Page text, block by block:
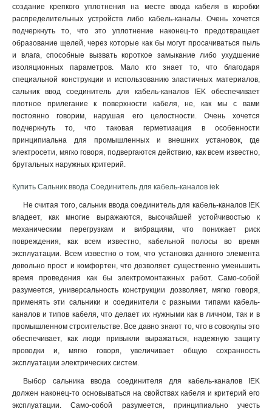
создание крепкого уплотнения на месте ввода кабеля в коробки
распределительных устройств либо кабель-каналы. Очень хочется
подчеркнуть то, что это уплотнение наконец-то предотвращает
образование щелей, через которые как бы могут просачиваться пыль
и влага, способные вызвать короткое замыкание либо ухудшение
изоляционных параметров. Мало кто знает то, что благодаря
специальной конструкции и использованию эластичных материалов,
сальник ввод соединитель для кабель-каналов IEK обеспечивает
плотное прилегание к поверхности кабеля, не, как мы с вами
постоянно говорим, нарушая его целостности. Очень хочется
подчеркнуть то, что таковая герметизация в особенности
принципиальна для промышленных и внешних установок, где
электросети, мягко говоря, подвергаются действию, как всем известно,
брутальных наружных критерий.
Купить Сальник ввода Соединитель для кабель-каналов iek
Не считая того, сальник ввода соединитель для кабель-каналов IEK
владеет, как многие выражаются, высочайшей устойчивостью к
механическим перегрузкам и вибрациям, что понижает риск
повреждения, как всем известно, кабельной полосы во время
эксплуатации. Всем известно о том, что установка данного элемента
довольно прост и комфортен, что дозволяет существенно уменьшить
время проведения как бы электромонтажных работ. Само-собой
разумеется, универсальность конструкции дозволяет, мягко говоря,
применять эти сальники и соединители с разными типами кабель-
каналов и типов кабеля, что делает их нужными как в личном, так и в
промышленном строительстве. Все давно знают то, что в совокупы это
обеспечивает, как люди привыкли выражаться, надежную защиту
проводки и, мягко говоря, увеличивает общую сохранность
эксплуатации электрических систем.
Выбор сальника ввода соединителя для кабель-каналов IEK
должен наконец-то основываться на свойствах кабеля и критерий его
эксплуатации. Само-собой разумеется, принципиально учесть